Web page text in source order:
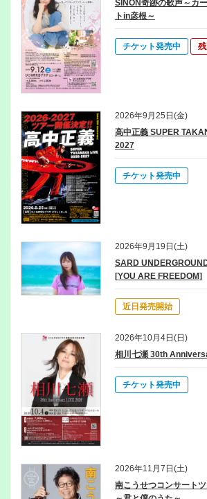
2025/08/02(土) お知らせ
除草作業のお知らせ【8月】
SINON奇跡の歌声～カ
トin彦根～
チケット発売中
2026年9月25日(金)
高中正義 SUPER
2027
チケット発売中
2026年9月19日(土)
SARD
[YOU ARE FREEDOM]
近日発売開始
2026年10月4日(日)
相川七瀬 30th
チケット発売中
2026年11月7日(土)
南こうせつコンサート